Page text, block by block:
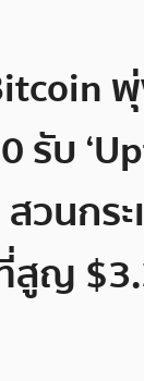
รับ
นกระ
สูญ